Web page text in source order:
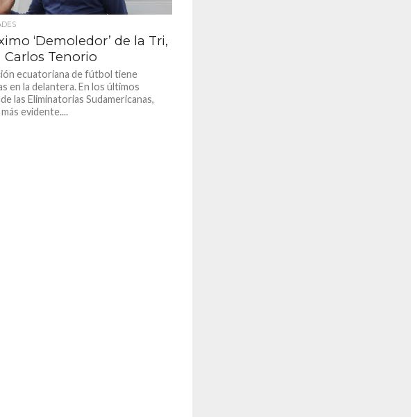
‘Demoledor’ de la Tri,
Carlos Tenorio
ecuatoriana de fútbol tiene
en la delantera. En los últimos
las Eliminatorias Sudamericanas,
evidente....